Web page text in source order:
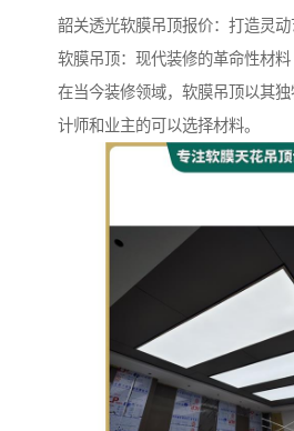
韶关透光软膜吊顶报价：打造灵
软膜吊顶：现代装修的革命性材料
在当今装修领域，软膜吊顶以其
计师和业主的可以选择材料。